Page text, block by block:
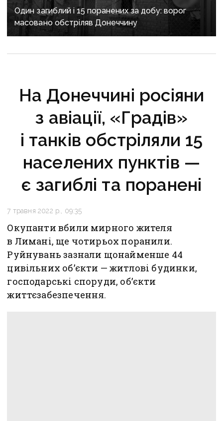
Один загиблий і 15 поранених за добу: ворог
масовано обстріляв Донеччину
На Донеччині росіяни
з авіації, «Градів»
і танків обстріляли 15
населених пунктів —
є загиблі та поранені
7 травня 2022 р., 09:35
Окупанти вбили мирного жителя
в Лимані, ще чотирьох поранили.
Руйнувань зазнали щонайменше 44
цивільних об’єкти — житлові будинки,
господарські споруди, об’єкти
життєзабезпечення.